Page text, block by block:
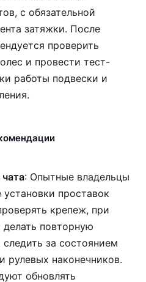
с обязательной
затяжки. После
проверить
и провести тест-
работы подвески и
: Опытные владельцы
проставок
крепеж, при
повторную
за состоянием
рулевых наконечников.
обновлять